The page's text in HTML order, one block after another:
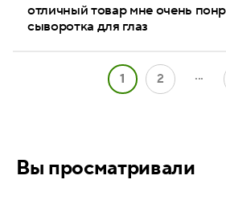
отличный товар мне очень
сыворотка для глаз
1 2 ...
Вы просматривали